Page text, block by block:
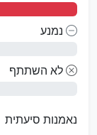
נמנע
לא השתתף
נאמנות סיעתית